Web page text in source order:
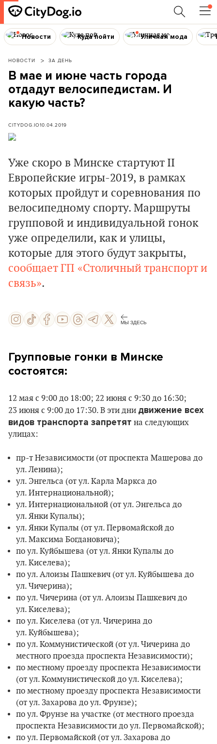
Новости Куда пойти Уличная мода
НОВОСТИ ЗА ДЕНЬ
В мае и июне часть города
отдадут велосипедистам. И
какую часть?
CITYDOG.IO10.04.2019
Уже скоро в Минске стартуют II
Европейские игры-2019, в рамках
которых пройдут и соревнования по
велосипедному спорту. Маршруты
групповой и индивидуальной гонок
уже определили, как и улицы,
которые для этого будут закрыты,
сообщает ГП «Столичный транспорт и
связь».
МЫ ЗДЕСЬ
Групповые гонки в Минске
состоятся:
12 мая с 9:00 до 18:00; 22 июня с 9:30 до 16:30;
23 июня с 9:00 до 17:30. В эти дни движение всех
видов транспорта запретят на следующих
улицах:
пр-т Независимости (от проспекта Машерова до
ул. Ленина);
ул. Энгельса (от ул. Карла Маркса до
ул. Интернациональной);
ул. Интернациональной (от ул. Энгельса до
ул. Янки Купалы);
ул. Янки Купалы (от ул. Первомайской до
ул. Максима Богдановича);
по ул. Куйбышева (от ул. Янки Купалы до
ул. Киселева);
по ул. Алоизы Пашкевич (от ул. Куйбышева до
ул. Чичерина);
по ул. Чичерина (от ул. Алоизы Пашкевич до
ул. Киселева);
по ул. Киселева (от ул. Чичерина до
ул. Куйбышева);
по ул. Коммунистической (от ул. Чичерина до
местного проезда проспекта Независимости);
по местному проезду проспекта Независимости
(от ул. Коммунистической до ул. Киселева);
по местному проезду проспекта Независимости
(от ул. Захарова до ул. Фрунзе);
по ул. Фрунзе на участке (от местного проезда
проспекта Независимости до ул. Первомайской);
по ул. Первомайской (от ул. Захарова до